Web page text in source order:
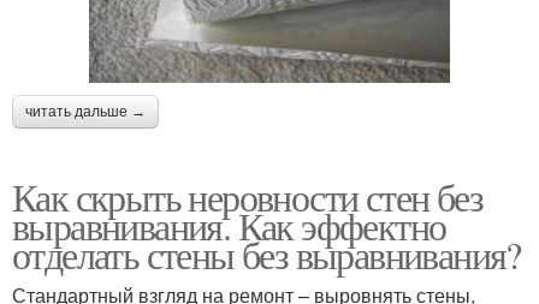
читать дальше →
Как скрыть неровности стен без
выравнивания. Как эффектно
отделать стены без выравнивания?
Стандартный взгляд на ремонт – выровнять стены,